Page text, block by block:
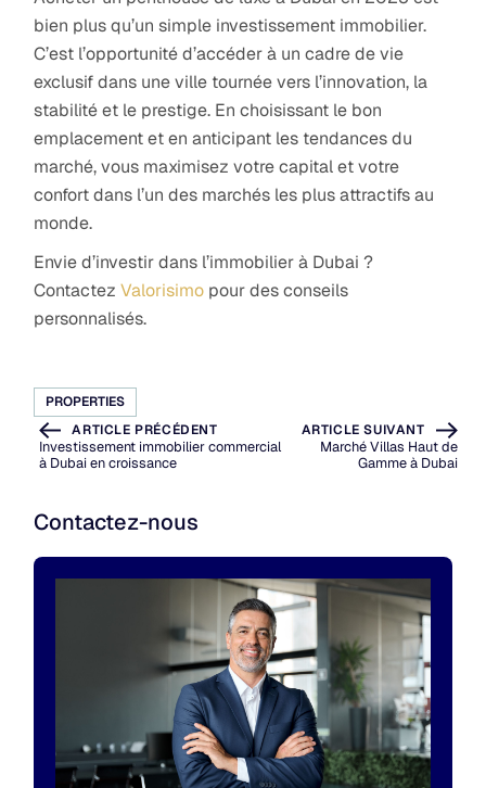
bien plus qu’un simple investissement immobilier.
C’est l’opportunité d’accéder à un cadre de vie
exclusif dans une ville tournée vers l’innovation, la
stabilité et le prestige. En choisissant le bon
emplacement et en anticipant les tendances du
marché, vous maximisez votre capital et votre
confort dans l’un des marchés les plus attractifs au
monde.
Envie d’investir dans l’immobilier à Dubai ?
ContactezValorisimo pour des conseils
personnalisés.
PROPERTIES
ARTICLE PRÉCÉDENT
Investissement immobilier commercial
à Dubai en croissance
ARTICLE SUIVANT
Marché Villas Haut de
Gamme à Dubai
Contactez-nous